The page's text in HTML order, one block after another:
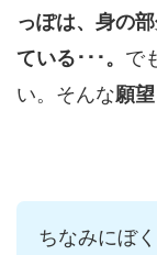
っぽは、身の
ている･･･。 で
い。そんな願望
ちなみにぼ